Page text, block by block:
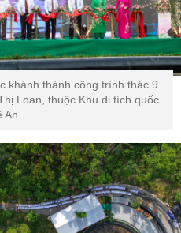
khánh thành công trình thác 9
Loan, thuộc Khu di tích quốc